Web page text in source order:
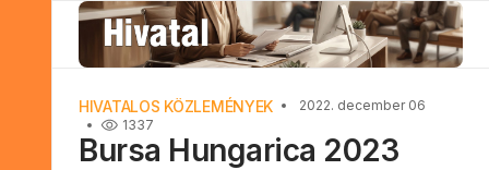
HIVATALOS KÖZLEMÉNYEK
2022. december 06
1337
Bursa Hungarica 2023